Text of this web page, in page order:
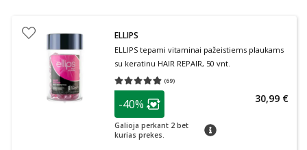
ELLIPS
ELLIPS tepami vitaminai pažeistiems plaukams
su keratinu HAIR REPAIR, 50 vnt.
(69)
Vidutinis įvertinimas 4.81
patarimas
Lojalumo klubo narių nuolaida
-40%
Galioja perkant 2 bet
kurias prekes.
patarimas
30,99 €